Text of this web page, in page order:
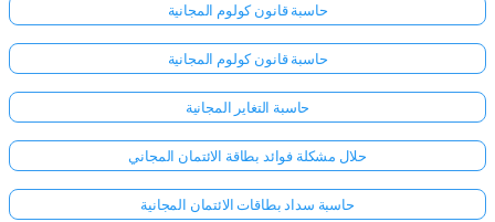
حاسبة قانون كولوم المجانية
حاسبة قانون كولوم المجانية
حاسبة التغاير المجانية
حلال مشكلة فوائد بطاقة الائتمان المجاني
حاسبة سداد بطاقات الائتمان المجانية